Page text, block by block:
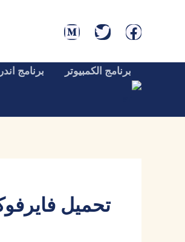
برنامج الكمبيوتر برنامج
تحميل فايرفوكس عربي